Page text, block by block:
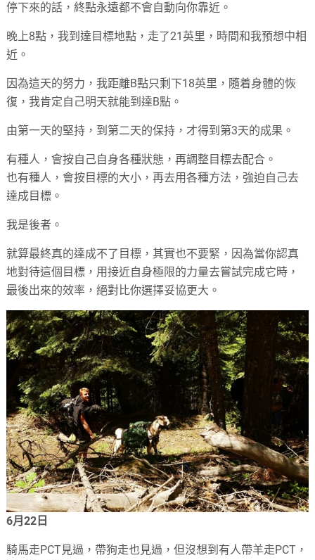
停下來的話，終點永遠都不會自動向你靠近。
晚上8點，我到達目標地點，走了21英里，時間和我預想中相
近。
因為這天的努力，我距離B點只剩下18英里，隨着身體的恢
復，我肯定自己明天就能到達B點。
由第一天的堅持，到第二天的保持，才得到第3天的成果。
有種人，會按自己自身各種狀態，再調整目標去配合。
也有種人，會按目標的大小，再去用各種方法，強迫自己去
達成目標。
我是後者。
就算最終真的達成不了目標，其實也不要緊，因為當你認真
地對待這個目標，用接近自身極限的力量去嘗試完成它時，
最後出來的效率，絕對比你選擇妥協更大。
6月22日
騎馬走PCT見過，帶狗走也見過，但沒想到有人帶羊走PCT，